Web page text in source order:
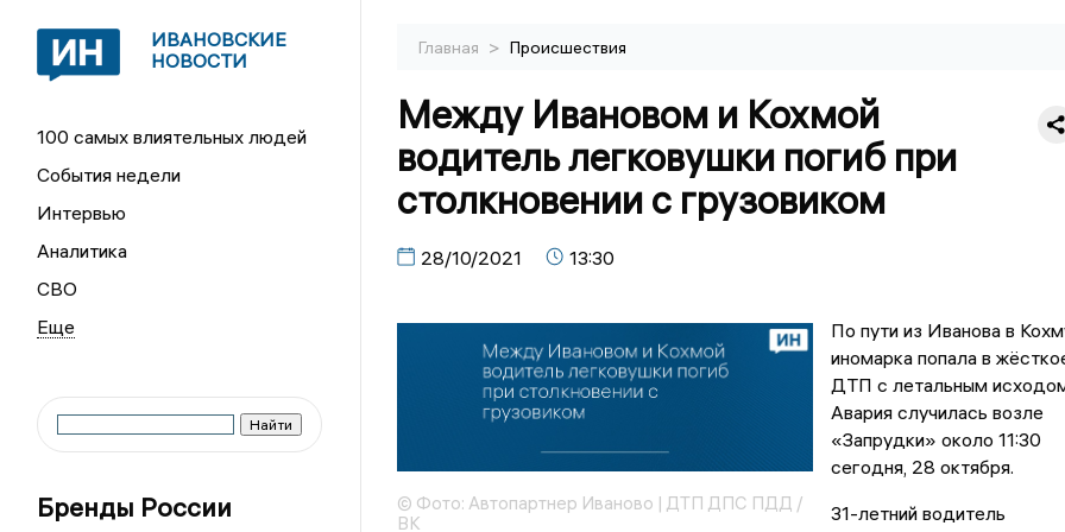
ИВАНОВСКИЕ
НОВОСТИ
100 самых влиятельных людей
События недели
Интервью
Аналитика
СВО
Бренды России
Главная > Происшествия
Между Ивановом и Кохмой
водитель легковушки погиб при
столкновении с грузовиком
28/10/2021 13:30
© Фото: Автопартнер Иваново | ДТП ДПС ПДД /
ВК
По пути из Иванова в
иномарка попала в
ДТП с летальным
Авария случилась возле
«Запрудки» около 11:30
сегодня, 28 октября.
31-летний водитель